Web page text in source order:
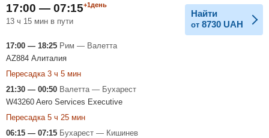
17:00 — 07:15+1день
13 ч 15 мин в пути
Найти
от 8730 UAH
17:00 — 18:25 Рим — Валетта
AZ884 Алиталия
Пересадка 3 ч 5 мин
21:30 — 00:50 Валетта — Бухарест
W43260 Aero Services Executive
Пересадка 5 ч 25 мин
06:15 — 07:15 Бухарест — Кишинев